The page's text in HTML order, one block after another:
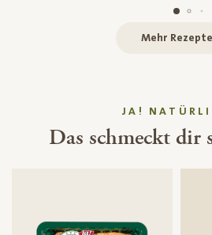
Mehr Rezepte
JA!
Das schmeckt dir